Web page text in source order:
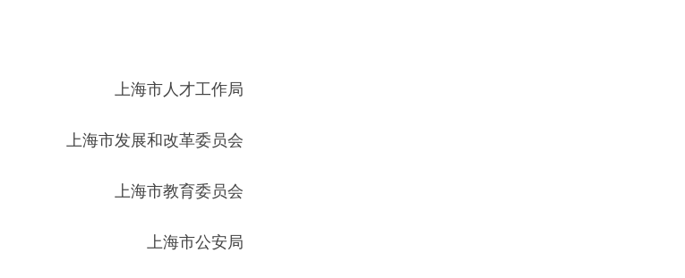
上海市人才工作局
上海市发展和改革委员会
上海市教育委员会
上海市公安局